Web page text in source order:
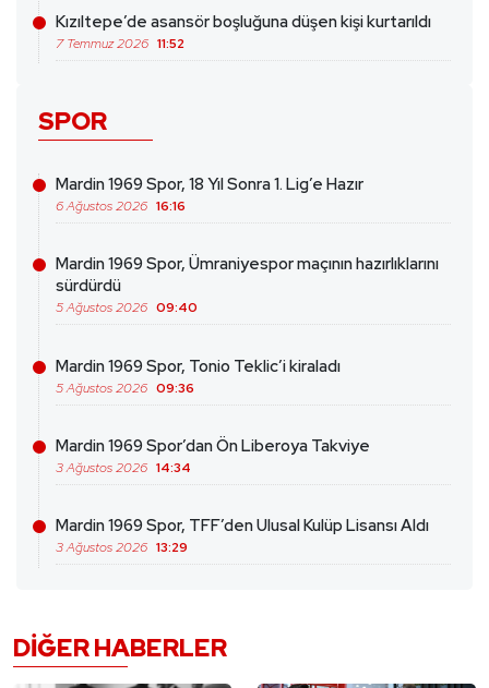
Kızıltepe’de asansör boşluğuna düşen kişi kurtarıldı
7 Temmuz 2026 11:52
SPOR
Mardin 1969 Spor, 18 Yıl Sonra 1. Lig’e Hazır
6 Ağustos 2026 16:16
Mardin 1969 Spor, Ümraniyespor maçının hazırlıklarını
sürdürdü
5 Ağustos 2026 09:40
Mardin 1969 Spor, Tonio Teklic’i kiraladı
5 Ağustos 2026 09:36
Mardin 1969 Spor’dan Ön Liberoya Takviye
3 Ağustos 2026 14:34
Mardin 1969 Spor, TFF’den Ulusal Kulüp Lisansı Aldı
3 Ağustos 2026 13:29
DIĞER HABERLER